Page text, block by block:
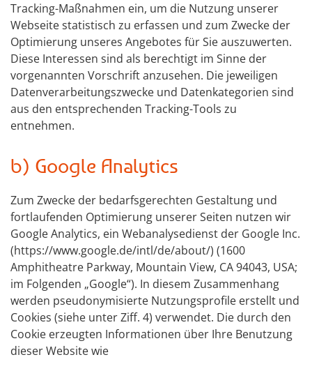
Tracking-Maßnahmen ein, um die Nutzung unserer
Webseite statistisch zu erfassen und zum Zwecke der
Optimierung unseres Angebotes für Sie auszuwerten.
Diese Interessen sind als berechtigt im Sinne der
vorgenannten Vorschrift anzusehen. Die jeweiligen
Datenverarbeitungszwecke und Datenkategorien sind
aus den entsprechenden Tracking-Tools zu
entnehmen.
b) Google Analytics
Zum Zwecke der bedarfsgerechten Gestaltung und
fortlaufenden Optimierung unserer Seiten nutzen wir
Google Analytics, ein Webanalysedienst der Google Inc.
(https://www.google.de/intl/de/about/) (1600
Amphitheatre Parkway, Mountain View, CA 94043, USA;
im Folgenden „Google“). In diesem Zusammenhang
werden pseudonymisierte Nutzungsprofile erstellt und
Cookies (siehe unter Ziff. 4) verwendet. Die durch den
Cookie erzeugten Informationen über Ihre Benutzung
dieser Website wie